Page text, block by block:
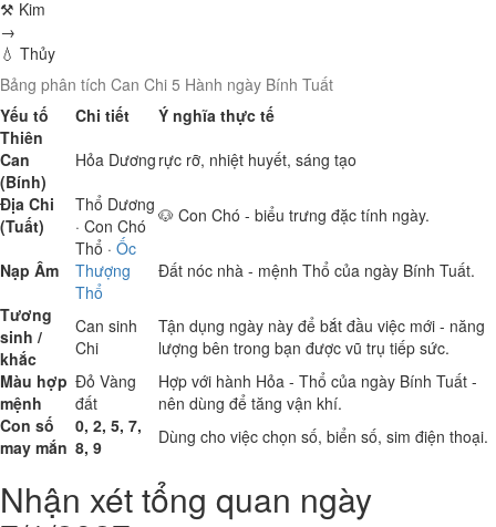
⚒ Kim
→
💧 Thủy
Bảng phân tích Can Chi 5 Hành ngày Bính Tuất
Yếu tố
Chi tiết
Ý nghĩa thực tế
Thiên
Can
(Bính)
Hỏa Dương rực rỡ, nhiệt huyết, sáng tạo
Địa Chi
(Tuất)
Thổ Dương
· Con Chó 🐶 Con Chó - biểu trưng đặc tính ngày.
Nạp Âm
Thổ · Ốc
Thượng
Thổ
Đất nóc nhà - mệnh Thổ của ngày Bính Tuất.
Tương
sinh /
khắc
Can sinh
Chi
Tận dụng ngày này để bắt đầu việc mới - năng
lượng bên trong bạn được vũ trụ tiếp sức.
Màu hợp
mệnh
Đỏ Vàng
đất
Hợp với hành Hỏa - Thổ của ngày Bính Tuất -
nên dùng để tăng vận khí.
Con số
may mắn
0, 2, 5, 7,
8, 9
Dùng cho việc chọn số, biển số, sim điện thoại.
Nhận xét tổng quan ngày